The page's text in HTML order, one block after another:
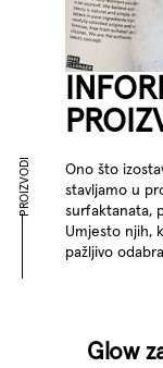
Ono što
stavljamo u
surfaktanata,
Umjesto njih,
pažljivo
PROIZVODI
Glow